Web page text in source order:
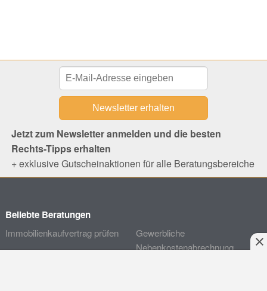
Jetzt zum Newsletter anmelden und die besten
Rechts-Tipps erhalten
+ exklusive Gutscheinaktionen für alle Beratungsbereiche
Beliebte Beratungen
Immobilienkaufvertrag prüfen
Gewerbliche
Nebenkostenabrechnung